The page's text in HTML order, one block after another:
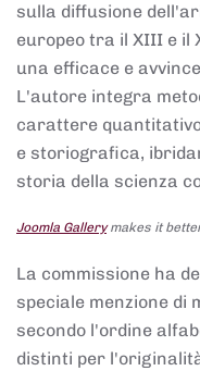
sulla diffusione
europeo tra il XIII e il
una efficace e
L'autore integra
carattere
e storiografica,
storia della scienza
Joomla Gallerymakes it
La commissione ha
speciale menzione di
secondo l'ordine
distinti per